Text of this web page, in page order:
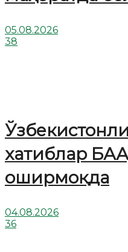
05.08.2026
38
хатиблар
оширмоқда
04.08.2026
36